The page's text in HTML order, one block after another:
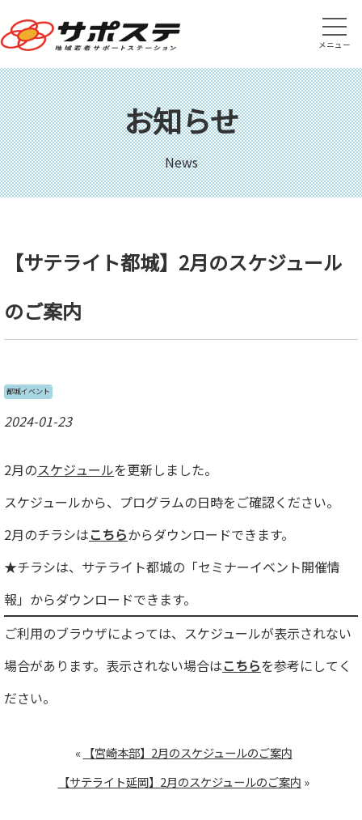
メニュー
お知らせ
News
【サテライト都城】2月のスケジュール
のご案内
都城イベント
2024-01-23
2月のスケジュールを更新しました。
スケジュールから、プログラムの日時をご確認ください。
2月のチラシはこちらからダウンロードできます。
★チラシは、サテライト都城の「セミナーイベント開催情
報」からダウンロードできます。
ご利用のブラウザによっては、スケジュールが表示されない
場合があります。表示されない場合はこちらを参考にしてく
ださい。
«
【宮崎本部】2月のスケジュールのご案内
【サテライト延岡】2月のスケジュールのご案内 »